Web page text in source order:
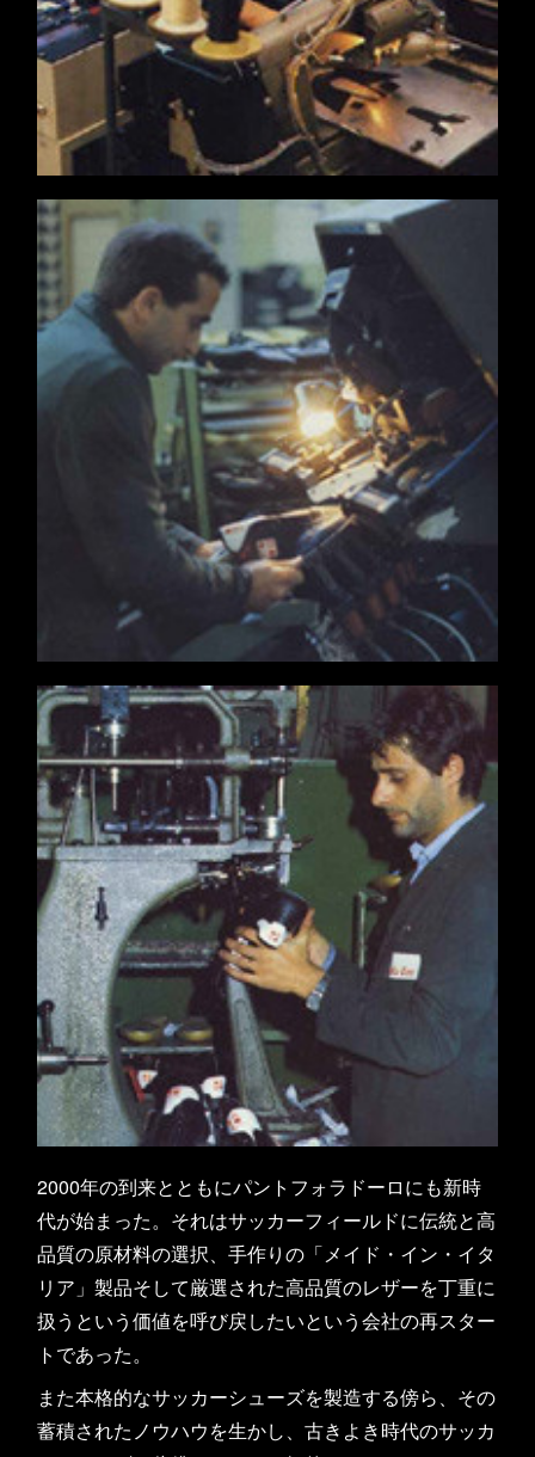
2000年の到来とともにパントフォラドーロにも新時
代が始まった。それはサッカーフィールドに伝統と高
品質の原材料の選択、手作りの「メイド・イン・イタ
リア」製品そして厳選された高品質のレザーを丁重に
扱うという価値を呼び戻したいという会社の再スター
トであった。
また本格的なサッカーシューズを製造する傍ら、その
蓄積されたノウハウを生かし、古きよき時代のサッカ